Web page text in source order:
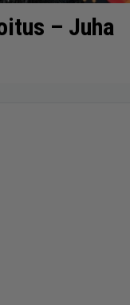
– Juha